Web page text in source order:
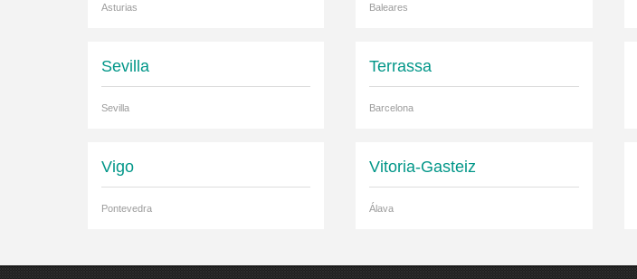
Asturias Baleares
Sevilla
Sevilla
Terrassa
Barcelona
Vigo
Pontevedra
Vitoria-Gasteiz
Álava